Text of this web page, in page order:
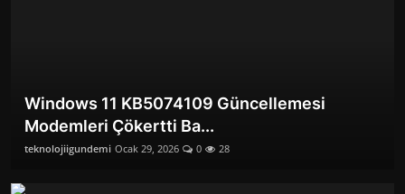
Windows 11 KB5074109 Güncellemesi
Modemleri Çökertti Ba...
teknolojiigundemi Ocak 29, 2026 0 28